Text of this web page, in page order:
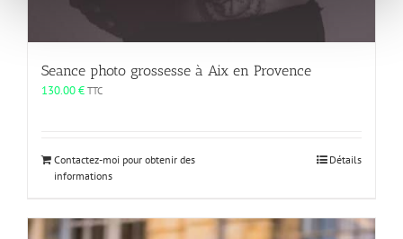
Seance photo grossesse à Aix en Provence
130.00€ TTC
Contactez-moi pour obtenir des
informations
Détails